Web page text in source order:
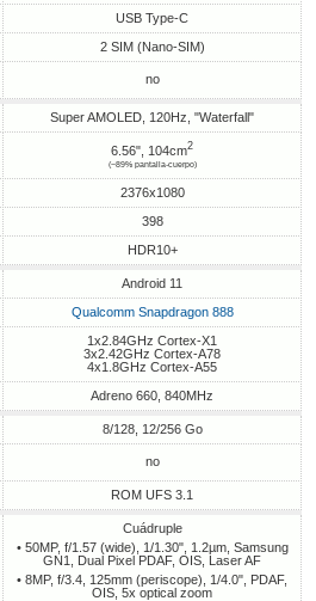
USB Type-C
2 SIM (Nano-SIM)
no
Super AMOLED, 120Hz, "Waterfall"
6.56", 104cm2
(~89% pantalla-cuerpo)
2376x1080
398
HDR10+
Android 11
Qualcomm Snapdragon 888
1x2.84GHz Cortex-X1
3x2.42GHz Cortex-A78
4x1.8GHz Cortex-A55
Adreno 660, 840MHz
8/128, 12/256 Go
no
ROM UFS 3.1
Cuádruple
• 50MP, f/1.57 (wide), 1/1.30", 1.2µm, Samsung
GN1, Dual Pixel PDAF, OIS, Laser AF
• 8MP, f/3.4, 125mm (periscope), 1/4.0", PDAF,
OIS, 5x optical zoom